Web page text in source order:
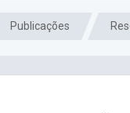
Publicações